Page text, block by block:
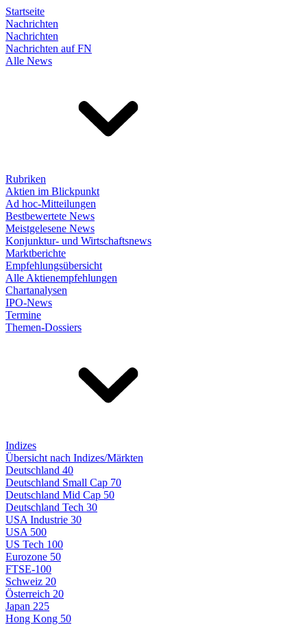
Startseite
Nachrichten
Nachrichten
Nachrichten auf FN
Alle News
Rubriken
Aktien im Blickpunkt
Ad hoc-Mitteilungen
Bestbewertete News
Meistgelesene News
Konjunktur- und Wirtschaftsnews
Marktberichte
Empfehlungsübersicht
Alle Aktienempfehlungen
Chartanalysen
IPO-News
Termine
Themen-Dossiers
Indizes
Übersicht nach Indizes/Märkten
Deutschland 40
Deutschland Small Cap 70
Deutschland Mid Cap 50
Deutschland Tech 30
USA Industrie 30
USA 500
US Tech 100
Eurozone 50
FTSE-100
Schweiz 20
Österreich 20
Japan 225
Hong Kong 50